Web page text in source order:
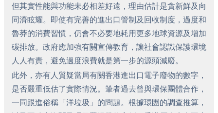
但其實性能與功能未必相差好遠，理由估計是貪新鮮及向
同濟眩耀。即使有完善的進出口管制及回收制度，過度和
魯莽的消費習慣，仍會不必要地耗用更多地球資源及增加
碳排放。政府應加強有關宣傳教育，讓社會認識保護環境
人人有責，避免過度浪費就是第一步的源頭減廢。
此外，亦有人質疑當局有關香港進出口電子廢物的數字，
是否嚴重低估了實際情況。筆者過去曾與環保團體合作，
一同跟進俗稱「洋垃圾」的問題。根據環團的調查推算，